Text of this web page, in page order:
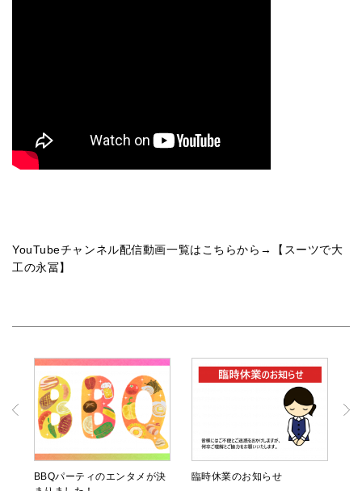
YouTubeチャンネル配信動画一覧はこちらから→【 スーツで大
工の永冨】
BBQパーティのエンタメが決
臨時休業のお知らせ